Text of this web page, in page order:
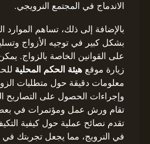
الاندماج في المجتمع النرويجي.
بالإضافة إلى ذلك، تساهم الموارد
بشكل كبير في توجيه الأزواج
على القوانين الخاصة بالزواج.
زيارة موقعهيئة الحكم المحلية
معلومات دقيقة حول متطلبات
وإجراءات الحصول على التصاريح
تقام ورش عمل ومؤتمرات في بعض
تقدم نصائح عملية حول كيفية
في النرويج، مما يجعل تجربتك في